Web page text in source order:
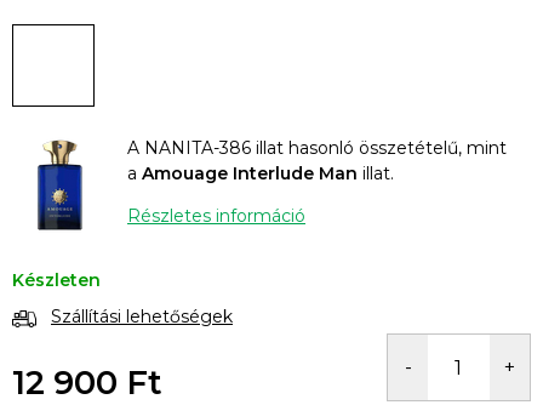
A NANITA-386 illat hasonló összetételű, mint
a Amouage Interlude Man illat.
Részletes információ
Készleten
Szállítási lehetőségek
12 900 Ft